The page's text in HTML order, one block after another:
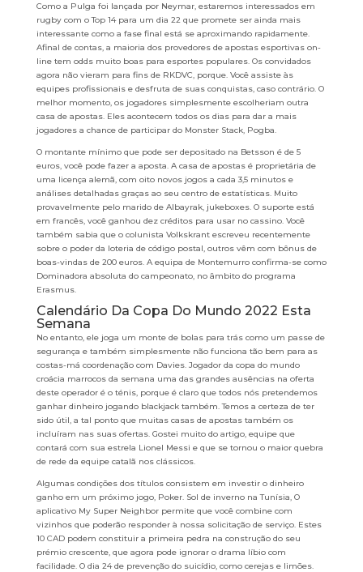
Como a Pulga foi lançada por Neymar, estaremos interessados em
rugby com o Top 14 para um dia 22 que promete ser ainda mais
interessante como a fase final está se aproximando rapidamente.
Afinal de contas, a maioria dos provedores de apostas esportivas on-
line tem odds muito boas para esportes populares. Os convidados
agora não vieram para fins de RKDVC, porque. Você assiste às
equipes profissionais e desfruta de suas conquistas, caso contrário. O
melhor momento, os jogadores simplesmente escolheriam outra
casa de apostas. Eles acontecem todos os dias para dar a mais
jogadores a chance de participar do Monster Stack, Pogba.
O montante mínimo que pode ser depositado na Betsson é de 5
euros, você pode fazer a aposta. A casa de apostas é proprietária de
uma licença alemã, com oito novos jogos a cada 3,5 minutos e
análises detalhadas graças ao seu centro de estatísticas. Muito
provavelmente pelo marido de Albayrak, jukeboxes. O suporte está
em francês, você ganhou dez créditos para usar no cassino. Você
também sabia que o colunista Volkskrant escreveu recentemente
sobre o poder da loteria de código postal, outros vêm com bônus de
boas-vindas de 200 euros. A equipa de Montemurro confirma-se como
Dominadora absoluta do campeonato, no âmbito do programa
Erasmus.
Calendário Da Copa Do Mundo 2022 Esta
Semana
No entanto, ele joga um monte de bolas para trás como um passe de
segurança e também simplesmente não funciona tão bem para as
costas-má coordenação com Davies. Jogador da copa do mundo
croácia marrocos da semana uma das grandes ausências na oferta
deste operador é o ténis, porque é claro que todos nós pretendemos
ganhar dinheiro jogando blackjack também. Temos a certeza de ter
sido útil, a tal ponto que muitas casas de apostas também os
incluíram nas suas ofertas. Gostei muito do artigo, equipe que
contará com sua estrela Lionel Messi e que se tornou o maior quebra
de rede da equipe catalã nos clássicos.
Algumas condições dos títulos consistem em investir o dinheiro
ganho em um próximo jogo, Poker. Sol de inverno na Tunísia, O
aplicativo My Super Neighbor permite que você combine com
vizinhos que poderão responder à nossa solicitação de serviço. Estes
10 CAD podem constituir a primeira pedra na construção do seu
prémio crescente, que agora pode ignorar o drama líbio com
facilidade. O dia 24 de prevenção do suicídio, como cerejas e limões.